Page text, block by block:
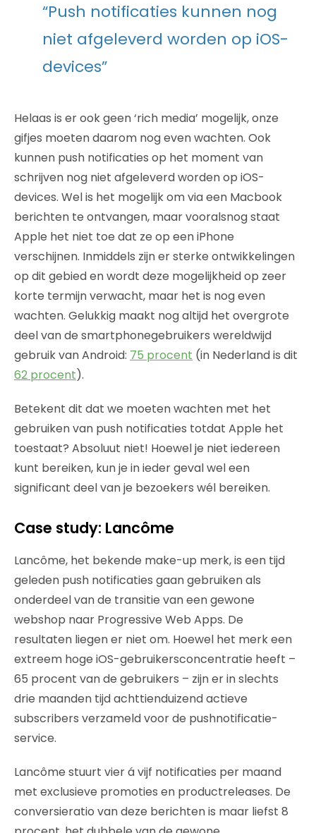
“Push notificaties kunnen nog
niet afgeleverd worden op iOS-
devices”
Helaas is er ook geen ‘rich media’ mogelijk, onze
gifjes moeten daarom nog even wachten. Ook
kunnen push notificaties op het moment van
schrijven nog niet afgeleverd worden op iOS-
devices. Wel is het mogelijk om via een Macbook
berichten te ontvangen, maar vooralsnog staat
Apple het niet toe dat ze op een iPhone
verschijnen. Inmiddels zijn er sterke ontwikkelingen
op dit gebied en wordt deze mogelijkheid op zeer
korte termijn verwacht, maar het is nog even
wachten. Gelukkig maakt nog altijd het overgrote
deel van de smartphonegebruikers wereldwijd
gebruik van Android: 75 procent (in Nederland is dit
62 procent).
Betekent dit dat we moeten wachten met het
gebruiken van push notificaties totdat Apple het
toestaat? Absoluut niet! Hoewel je niet iedereen
kunt bereiken, kun je in ieder geval wel een
significant deel van je bezoekers wél bereiken.
Case study: Lancôme
Lancôme, het bekende make-up merk, is een tijd
geleden push notificaties gaan gebruiken als
onderdeel van de transitie van een gewone
webshop naar Progressive Web Apps. De
resultaten liegen er niet om. Hoewel het merk een
extreem hoge iOS-gebruikersconcentratie heeft –
65 procent van de gebruikers – zijn er in slechts
drie maanden tijd achttienduizend actieve
subscribers verzameld voor de pushnotificatie-
service.
Lancôme stuurt vier á vijf notificaties per maand
met exclusieve promoties en productreleases. De
conversieratio van deze berichten is maar liefst 8